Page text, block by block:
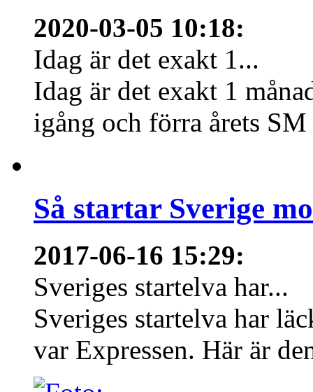
2020-03-05 10:18:
Idag är det exakt 1...
Idag är det exakt 1
igång och förra årets
Så startar Sverige
2017-06-16 15:29:
Sveriges startelva har...
Sveriges startelva har
var Expressen. Här är